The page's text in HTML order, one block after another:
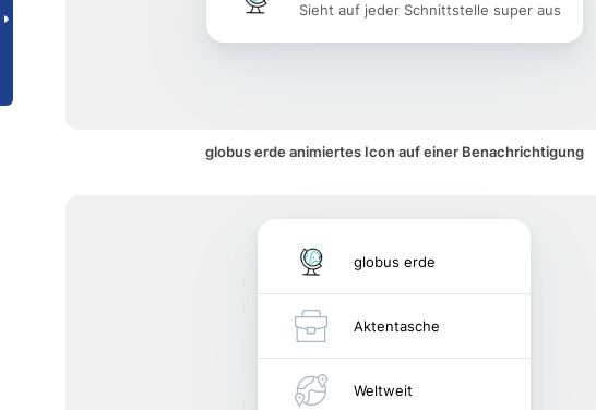
Sieht auf jeder Schnittstelle super aus
globus erde animiertes Icon auf einer Benachrichtigung
globus erde
Aktentasche
Weltweit